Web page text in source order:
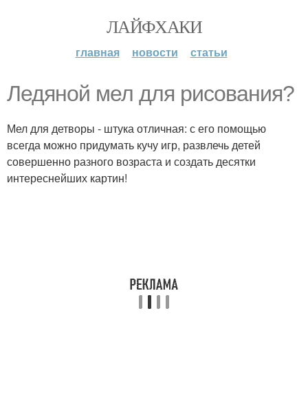
ЛАЙФХАКИ
главная новости статьи
Ледяной мел для рисования?
Мел для детворы - штука отличная: с его помощью
всегда можно придумать кучу игр, развлечь детей
совершенно разного возраста и создать десятки
интереснейших картин!